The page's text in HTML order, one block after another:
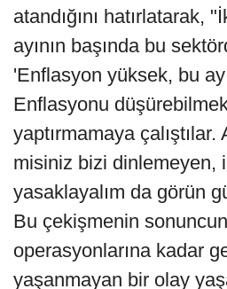
atandığını hatırlatarak,
ayının başında bu
'Enflasyon yüksek, bu
Enflasyonu
yaptırmamaya çalıştılar.
misiniz bizi dinlemeyen,
yasaklayalım da görün
Bu çekişmenin
operasyonlarına kadar
yaşanmayan bir olay